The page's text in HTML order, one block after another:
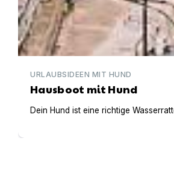
URLAUBSIDEEN MIT HUND
Hausboot mit Hund
Dein Hund ist eine richtige